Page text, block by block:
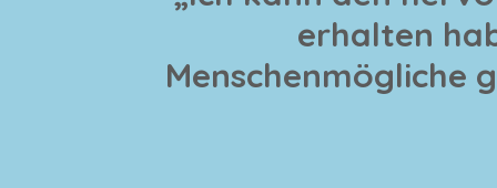
erhalten
Menschenmögliche